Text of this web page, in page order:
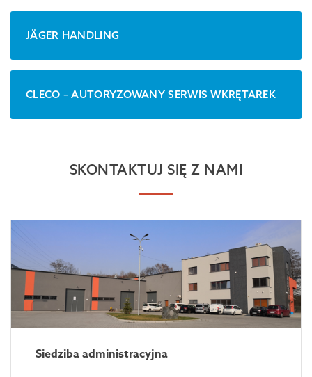
JÄGER HANDLING
CLECO – AUTORYZOWANY SERWIS WKRĘTAREK
SKONTAKTUJ SIĘ Z NAMI
Siedziba administracyjna